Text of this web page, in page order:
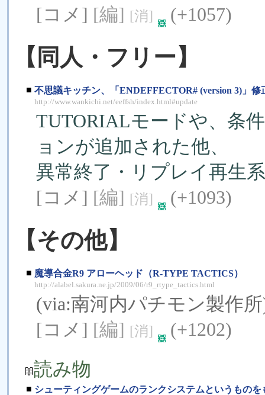
[コメ] [編] [消] (+1057)
【同人・フリー】
■ 不思議キッチン、「ENDEFFECTOR# (version 3)」修
http://www.wankichi.net/eeffsh/index.html#update
TUTORIALモードや、条
ョンが追加された他、
異常終了・リプレイ再生
[コメ] [編] [消] (+1093)
【その他】
■ 魔導合金R9 アローヘッド（R-TYPE TACTICS）
http://alabel.sakura.ne.jp/2009/06/r9_rtype_tactics.html
(via:南河内パチモン製作所
[コメ] [編] [消]
(+1202)
読み物
■ シューティングゲームのランクシステムというもの